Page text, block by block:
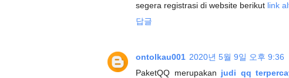
segera registrasi di website berikut link
답글
ontolkau001 2020년 5월 9일 오후 9:36
PaketQQ merupakan judi qq